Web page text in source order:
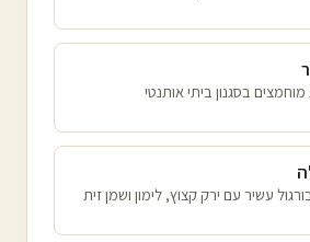
מוחמצים בסגנון ביתי אותנטי
עשיר עם ירק קצוץ, לימון ושמן זית